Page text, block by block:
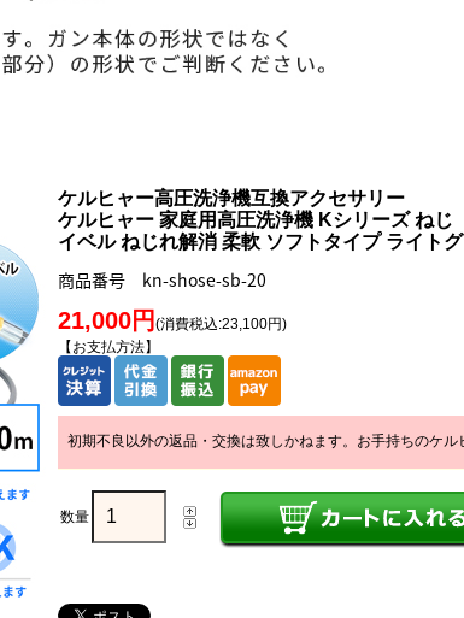
ケルヒャー高圧洗浄機互換アクセサリー
ケルヒャー 家庭用高圧洗浄機 Kシリーズ ね
イベル ねじれ解消 柔軟 ソフトタイプ ライト
商品番号 kn-shose-sb-20
21,000円 (消費税込:23,100円)
【お支払方法】
初期不良以外の返品・交換は致しかねます。お手持ちのケ
数量